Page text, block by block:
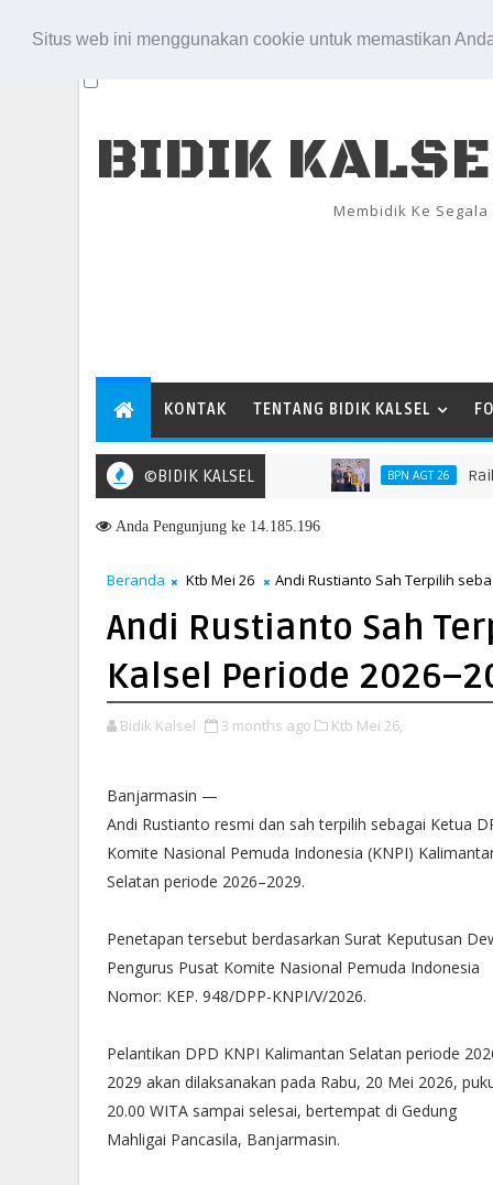
Situs web ini menggunakan cookie untuk memastikan
BIDIK
Membidik Ke Segala
KONTAK TENTANG BIDIK KALSEL
©BIDIK KALSEL BPN AGT 26 Raih
Anda Pengunjung ke 14.185.196
Beranda Ktb Mei 26 Andi Rustianto Sah Terpilih
Andi Rustianto Sah
Kalsel Periode
Bidik Kalsel 3 months ago Ktb Mei 26,
Banjarmasin —
Andi Rustianto resmi dan sah terpilih sebagai Ketua
Komite Nasional Pemuda Indonesia (KNPI)
Selatan periode 2026–2029.
Penetapan tersebut berdasarkan Surat Keputusan
Pengurus Pusat Komite Nasional Pemuda Indonesia
Nomor: KEP. 948/DPP-KNPI/V/2026.
Pelantikan DPD KNPI Kalimantan Selatan periode
2029 akan dilaksanakan pada Rabu, 20 Mei 2026,
20.00 WITA sampai selesai, bertempat di Gedung
Mahligai Pancasila, Banjarmasin.